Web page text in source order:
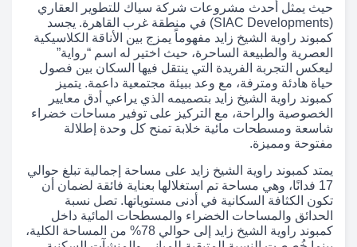
حيث يمثل أحدث مشروعات شركة سياك للتطوير العقاري
(SIAC Developments) في منطقة غرب القاهرة. يجسد
كمبوند راوية الشيخ زايد مفهوماً يمزج بين الأناقة الكلاسيكية
العصرية والطبيعة الساحرة، حيث اختير له اسم “رواية”
ليعكس التجربة الفريدة التي ينتقل فيها السكان بين فصول
حياة هادئة ومترفة، مع وعد ببيئة مجتمعية داعمة. يتميز
كمبوند راوية الشيخ زايد بتصميمه الذي يراعي أدق معايير
الخصوصية والراحة، مع التركيز على توفير مساحات خضراء
شاسعة ومسطحات مائية خلابة تمنح كل وحدة إطلالة
مفتوحة ومميزة.
يمتد كمبوند راوية الشيخ زايد على مساحة إجمالية تبلغ حوالي
17 فدانًا، وهي مساحة تم استغلالها بعناية فائقة لضمان أن
تكون الكثافة السكانية في أدنى مستوياتها. تصل نسبة
الحدائق والمساحات الخضراء والمسطحات المائية داخل
كمبوند راوية الشيخ زايد إلى حوالي 78% من المساحة الكلية،